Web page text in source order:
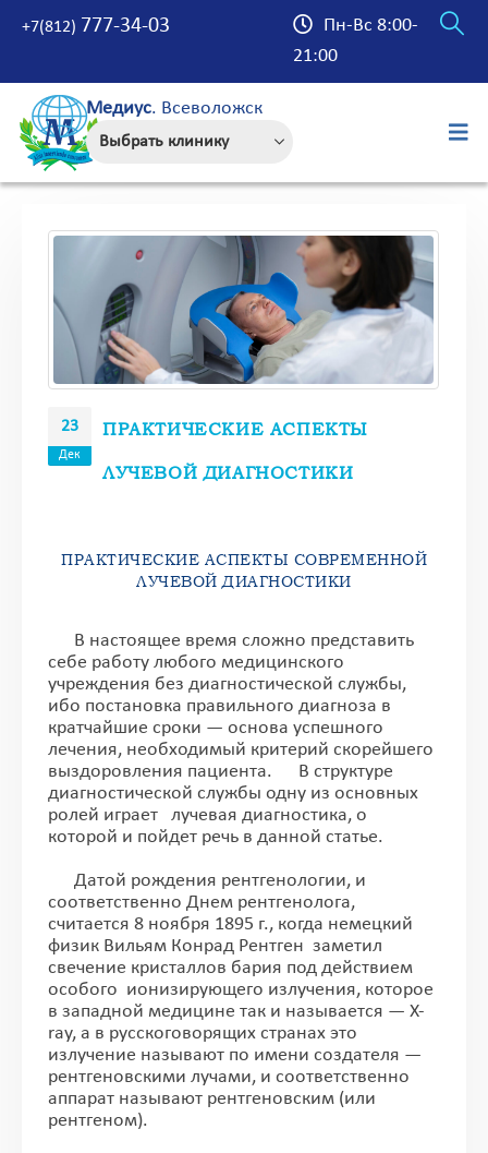
+7(812) 777-34-03
Пн-Вс 8:00-
21:00
Медиус. Всеволожск
23
Дек
ПРАКТИЧЕСКИЕ АСПЕКТЫ
ЛУЧЕВОЙ ДИАГНОСТИКИ
ПРАКТИЧЕСКИЕ АСПЕКТЫ СОВРЕМЕННОЙ
ЛУЧЕВОЙ ДИАГНОСТИКИ
В настоящее время сложно представить
себе работу любого медицинского
учреждения без диагностической службы,
ибо постановка правильного диагноза в
кратчайшие сроки — основа успешного
лечения, необходимый критерий скорейшего
выздоровления пациента. В структуре
диагностической службы одну из основных
ролей играет лучевая диагностика, о
которой и пойдет речь в данной статье.
Датой рождения рентгенологии, и
соответственно Днем рентгенолога,
считается 8 ноября 1895 г., когда немецкий
физик Вильям Конрад Рентген заметил
свечение кристаллов бария под действием
особого ионизирующего излучения, которое
в западной медицине так и называется — X-
ray, а в русскоговорящих странах это
излучение называют по имени создателя —
рентгеновскими лучами, и соответственно
аппарат называют рентгеновским (или
рентгеном).